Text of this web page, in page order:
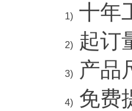
1) 十年
2) 起订
3) 产品
4) 免费